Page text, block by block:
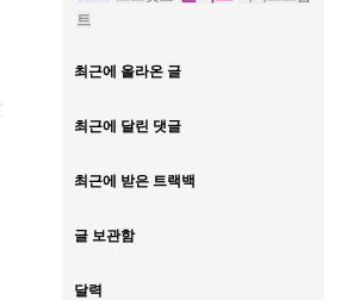
트
최근에 올라온 글
최근에 달린 댓글
최근에 받은 트랙백
글 보관함
달력